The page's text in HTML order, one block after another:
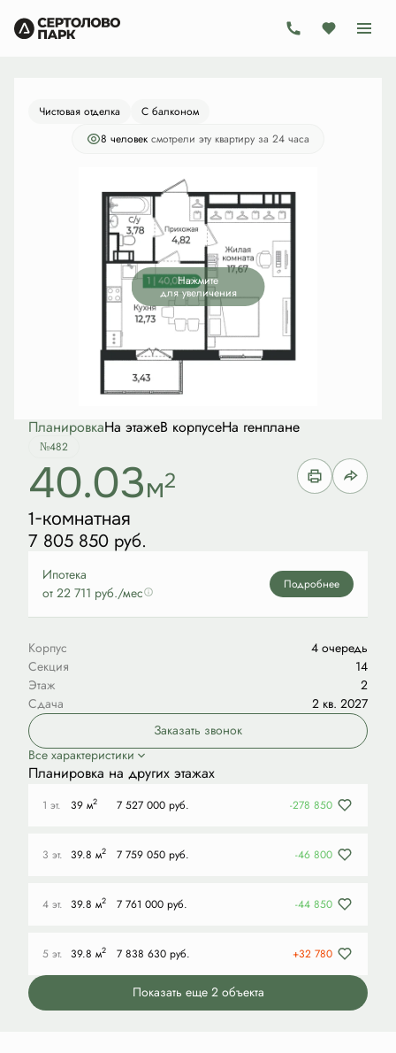
1-комнатная 7 805 850 руб.
Ипотекаот 22 711 руб./мес.
Чистовая отделка
С балконом
8 человек смотрели эту квартиру за 24 часа
Нажмите
для увеличения
ПланировкаНа этажеВ корпусеНа генплане
№482
40.03м2
1-комнатная
7 805 850 руб.
Ипотека
от 22 711 руб./мес
Подробнее
Корпус
4 очередь
Секция
14
Этаж
2
Сдача
2 кв. 2027
Заказать звонок
Все характеристики
Планировка на других этажах
1 эт. 39 м2 7 527 000 руб. -278 850
3 эт. 39.8 м2 7 759 050 руб. -46 800
4 эт. 39.8 м2 7 761 000 руб. -44 850
5 эт. 39.8 м2 7 838 630 руб. +32 780
Показать еще 2 объектa